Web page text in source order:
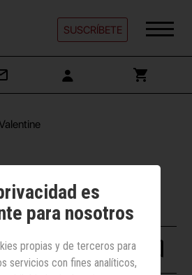
SUSCRÍBETE
es
para nosotros
propias y de terceros para
servicios con fines analíticos,